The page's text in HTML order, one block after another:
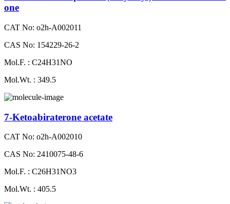
one
CAT No: o2h-A002011
CAS No: 154229-26-2
Mol.F. : C24H31NO
Mol.Wt. : 349.5
7-Ketoabiraterone acetate
CAT No: o2h-A002010
CAS No: 2410075-48-6
Mol.F. : C26H31NO3
Mol.Wt. : 405.5